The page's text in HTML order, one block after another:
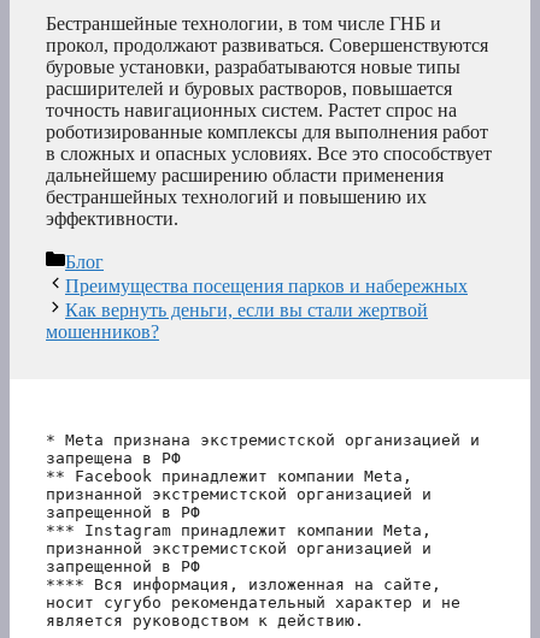
Бестраншейные технологии, в том числе ГНБ и
прокол, продолжают развиваться. Совершенствуются
буровые установки, разрабатываются новые типы
расширителей и буровых растворов, повышается
точность навигационных систем. Растет спрос на
роботизированные комплексы для выполнения работ
в сложных и опасных условиях. Все это способствует
дальнейшему расширению области применения
бестраншейных технологий и повышению их
эффективности.
Рубрики
Блог
Преимущества посещения парков и набережных
Как вернуть деньги, если вы стали жертвой
мошенников?
* Meta признана экстремистской организацией и
запрещена в РФ
** Facebook принадлежит компании Meta,
признанной экстремистской организацией и
запрещенной в РФ
*** Instagram принадлежит компании Meta,
признанной экстремистской организацией и
запрещенной в РФ
**** Вся информация, изложенная на сайте,
носит сугубо рекомендательный характер и не
является руководством к действию.